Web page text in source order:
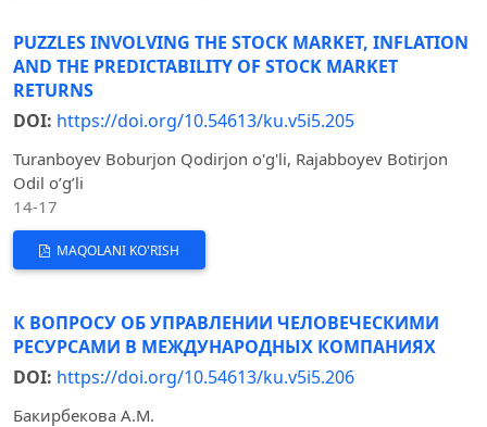
PUZZLES INVOLVING THE STOCK MARKET, INFLATION
AND THE PREDICTABILITY OF STOCK MARKET
RETURNS
DOI: https://doi.org/10.54613/ku.v5i5.205
Turanboyev Boburjon Qodirjon o'g'li, Rajabboyev Botirjon
Odil o’g’li
14-17
MAQOLANI KO'RISH
К ВОПРОСУ ОБ УПРАВЛЕНИИ ЧЕЛОВЕЧЕСКИМИ
РЕСУРСАМИ В МЕЖДУНАРОДНЫХ КОМПАНИЯХ
DOI: https://doi.org/10.54613/ku.v5i5.206
Бакирбекова А.М.